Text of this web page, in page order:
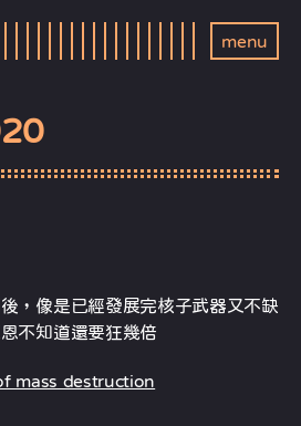
menu
，像是已經發展完核子武器又不缺
不知道還要狂幾倍
mass destruction